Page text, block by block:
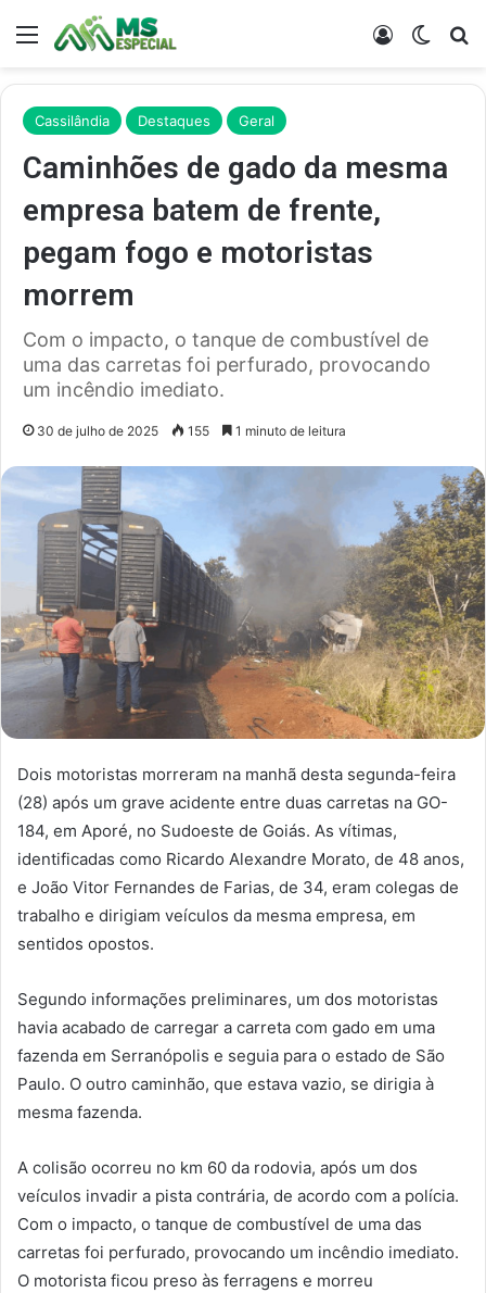
Menu Entrar
Cassilândia Destaques Geral
Caminhões de gado da mesma
empresa batem de frente,
pegam fogo e motoristas
morrem
Com o impacto, o tanque de combustível de
uma das carretas foi perfurado, provocando
um incêndio imediato.
30 de julho de 2025 155 1 minuto de leitura
Dois motoristas morreram na manhã desta segunda-feira
(28) após um grave acidente entre duas carretas na GO-
184, em Aporé, no Sudoeste de Goiás. As vítimas,
identificadas como Ricardo Alexandre Morato, de 48 anos,
e João Vitor Fernandes de Farias, de 34, eram colegas de
trabalho e dirigiam veículos da mesma empresa, em
sentidos opostos.
Segundo informações preliminares, um dos motoristas
havia acabado de carregar a carreta com gado em uma
fazenda em Serranópolis e seguia para o estado de São
Paulo. O outro caminhão, que estava vazio, se dirigia à
mesma fazenda.
A colisão ocorreu no km 60 da rodovia, após um dos
veículos invadir a pista contrária, de acordo com a polícia.
Com o impacto, o tanque de combustível de uma das
carretas foi perfurado, provocando um incêndio imediato.
O motorista ficou preso às ferragens e morreu